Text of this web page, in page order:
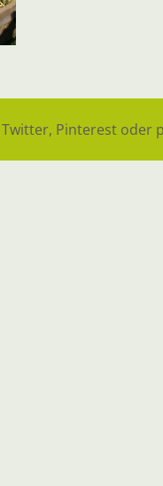
Twitter, Pinterest oder